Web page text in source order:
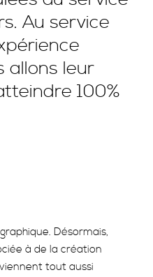
Au service
allons leur
100%
Désormais,
à de la création
tout aussi